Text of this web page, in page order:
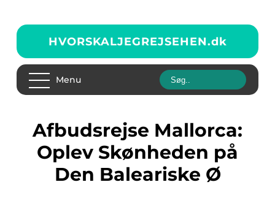
HVORSKALJEGREJSEHEN.dk
Menu
Afbudsrejse Mallorca:
Oplev Skønheden på
Den Baleariske Ø